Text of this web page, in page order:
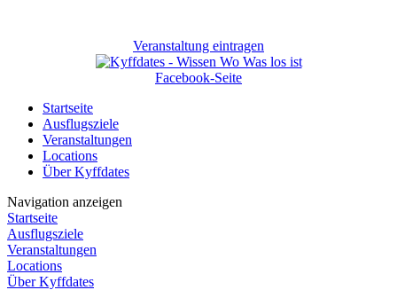
Veranstaltung eintragen
Facebook-Seite
Startseite
Ausflugsziele
Veranstaltungen
Locations
Über Kyffdates
Navigation anzeigen
Startseite
Ausflugsziele
Veranstaltungen
Locations
Über Kyffdates